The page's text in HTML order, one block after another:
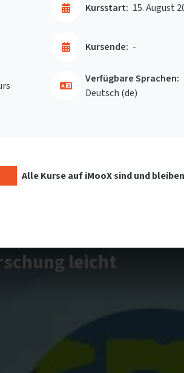
Kursstart: 15. August
Kursende: -
Verfügbare Sprachen:
Deutsch ‎(de)‎
Alle Kurse auf iMooX sind und
leicht